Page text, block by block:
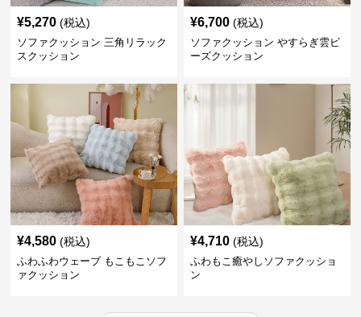
¥5,270 (税込)
ソファクッション 三角リラック
スクッション
¥6,700 (税込)
ソファクッション やすらぎ雲ビ
ーズクッション
¥4,580 (税込)
ふわふわウェーブ もこもこソフ
ァクッション
¥4,710 (税込)
ふわもこ癒やしソファクッショ
ン